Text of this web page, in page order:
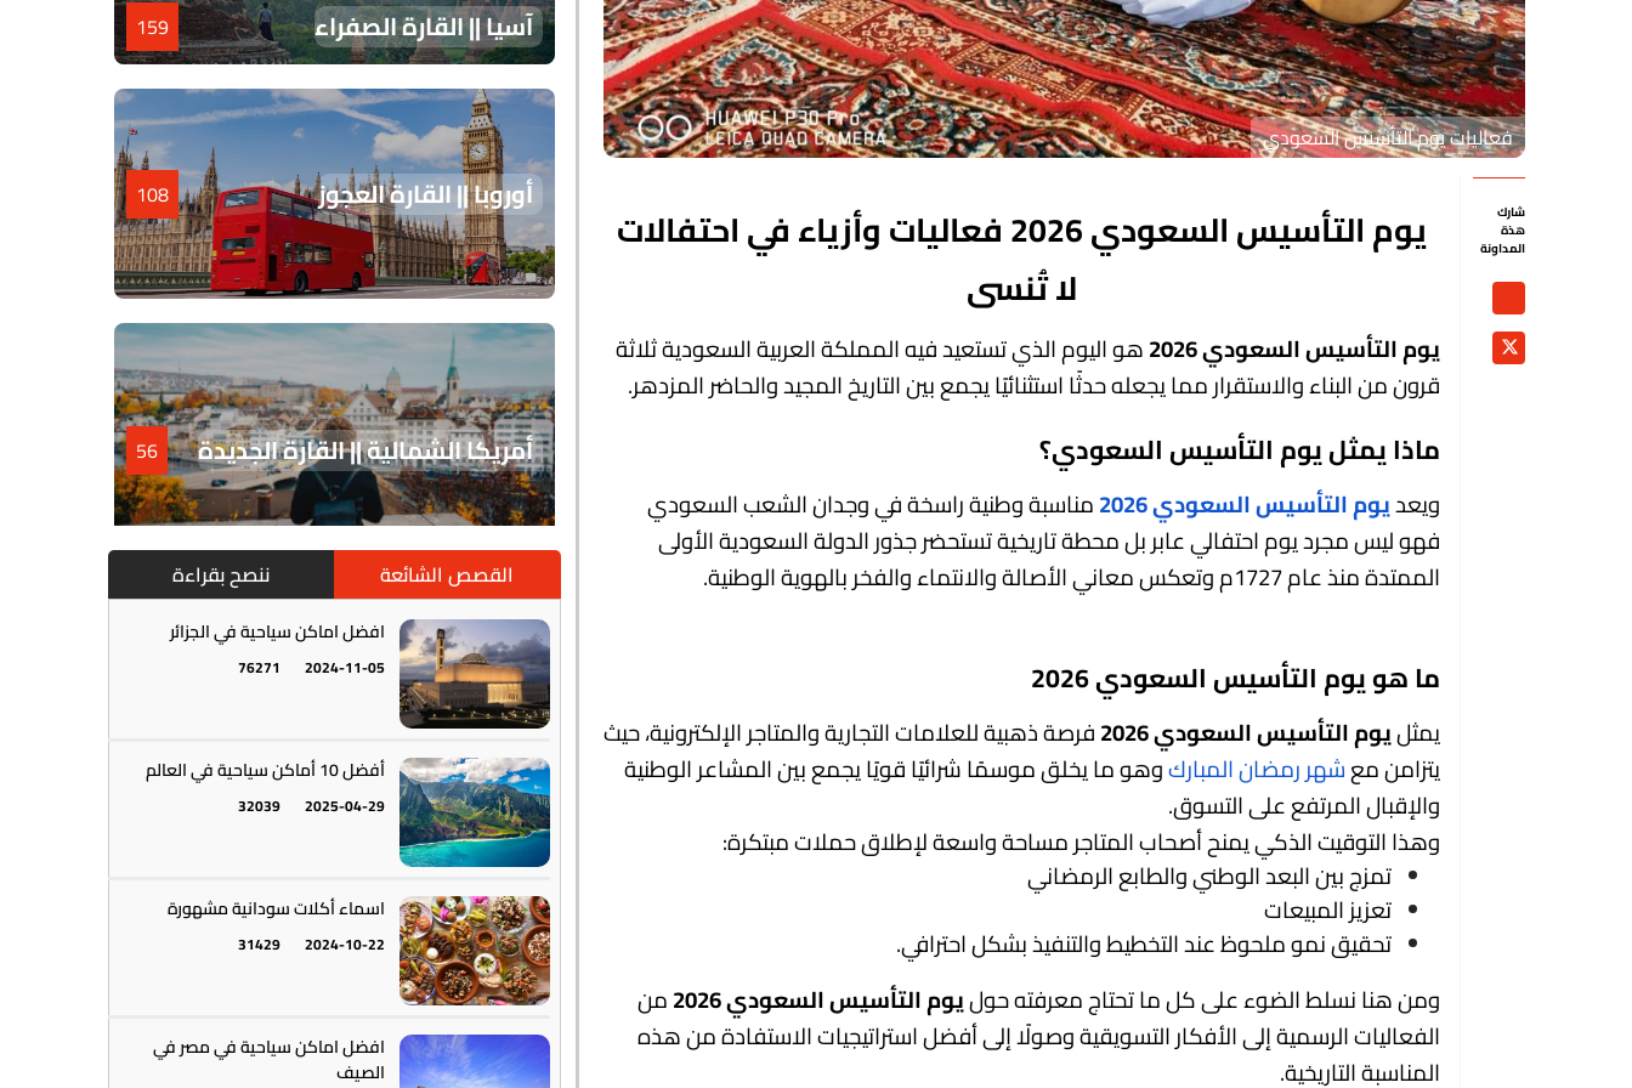
فعاليات يوم التأسيس السعودي
شارك
هذة
المداونة
يوم التأسيس السعودي 2026 فعاليات وأزياء في احتفالات
لا تُنسى
يوم التأسيس السعودي 2026
هو اليوم الذي تستعيد فيه المملكة العربية السعودية ثلاثة
قرون من البناء والاستقرار مما يجعله حدثًا استثنائيًا يجمع بين التاريخ المجيد والحاضر المزدهر.
ماذا يمثل يوم التأسيس السعودي؟
ويعديوم التأسيس السعودي 2026
مناسبة وطنية راسخة في وجدان الشعب السعودي
فهو ليس مجرد يوم احتفالي عابر بل محطة تاريخية تستحضر جذور الدولة السعودية الأولى
الممتدة منذ عام 1727م وتعكس معاني الأصالة والانتماء والفخر بالهوية الوطنية.
ما هو يوم التأسيس السعودي 2026
يمثليوم التأسيس السعودي 2026
فرصة ذهبية للعلامات التجارية والمتاجر الإلكترونية، حيث
يتزامن معشهر رمضان المباركوهو ما يخلق موسمًا شرائيًا قويًا يجمع بين المشاعر الوطنية
والإقبال المرتفع على التسوق.
وهذا التوقيت الذكي يمنح أصحاب المتاجر مساحة واسعة لإطلاق حملات مبتكرة:
تمزج بين البعد الوطني والطابع الرمضاني
تعزيز المبيعات
تحقيق نمو ملحوظ عند التخطيط والتنفيذ بشكل احترافي.
ومن هنا نسلط الضوء على كل ما تحتاج معرفته حوليوم التأسيس السعودي 2026
من
الفعاليات الرسمية إلى الأفكار التسويقية وصولًا إلى أفضل استراتيجيات الاستفادة من هذه
المناسبة التاريخية.
آسيا || القارة الصفراء 159
أوروبا || القارة العجوز 108
أمريكا الشمالية || القارة الجديدة 56
أمريكا الجنوبية || القارة اللاتينية
أستراليا || أوقيانوسيا
القصص الشائعة ننصح بقراءة
افضل اماكن سياحية في الجزائر
2024-11-05
76271
أفضل 10 أماكن سياحية في العالم
2025-04-29
32039
اسماء أكلات سودانية مشهورة
2024-10-22
31429
افضل اماكن سياحية في مصر في
الصيف